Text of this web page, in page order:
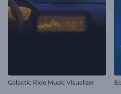
Galactic Ride Music Visualizer